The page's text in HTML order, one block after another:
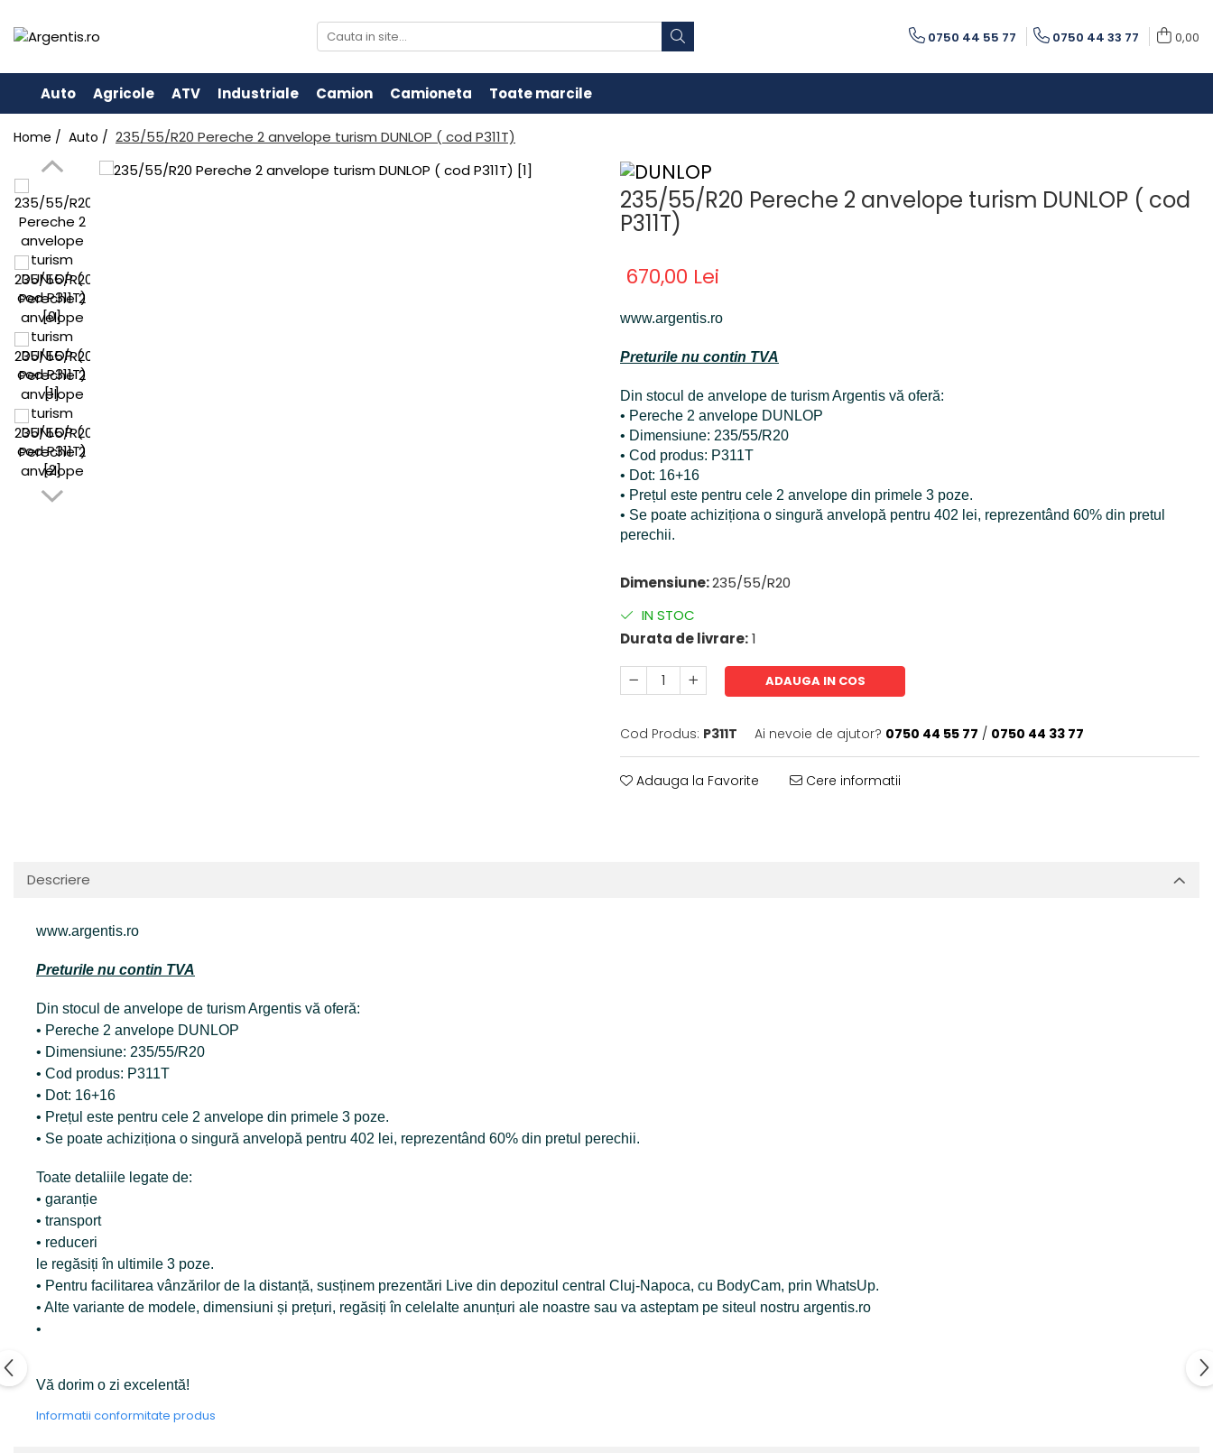
0750 44 55 77 0750 44 33 77 0,00
Auto Agricole ATV Industriale Camion Camioneta Toate marcile
Home / Auto / 235/55/R20 Pereche 2 anvelope turism DUNLOP ( cod P311T)
235/55/R20 Pereche 2 anvelope turism DUNLOP ( cod
P311T)
670,00 Lei
www.argentis.ro
Preturile nu contin TVA
Din stocul de anvelope de turism Argentis vă oferă:
• Pereche 2 anvelope DUNLOP
• Dimensiune: 235/55/R20
• Cod produs: P311T
• Dot: 16+16
• Prețul este pentru cele 2 anvelope din primele 3 poze.
• Se poate achiziționa o singură anvelopă pentru 402 lei, reprezentând 60% din pretul
perechii.
Dimensiune:235/55/R20
IN STOC
Durata de livrare:1
ADAUGA IN COS
Cod Produs: P311T Ai nevoie de ajutor? 0750 44 55 77 / 0750 44 33 77
Adauga la Favorite Cere informatii
Descriere
www.argentis.ro
Preturile nu contin TVA
Din stocul de anvelope de turism Argentis vă oferă:
• Pereche 2 anvelope DUNLOP
• Dimensiune: 235/55/R20
• Cod produs: P311T
• Dot: 16+16
• Prețul este pentru cele 2 anvelope din primele 3 poze.
• Se poate achiziționa o singură anvelopă pentru 402 lei, reprezentând 60% din pretul perechii.
Toate detaliile legate de:
• garanție
• transport
• reduceri
le regăsiți în ultimile 3 poze.
• Pentru facilitarea vânzărilor de la distanță, susținem prezentări Live din depozitul central Cluj-Napoca, cu BodyCam, prin WhatsUp.
• Alte variante de modele, dimensiuni și prețuri, regăsiți în celelalte anunțuri ale noastre sau va asteptam pe siteul nostru argentis.ro
•
Vă dorim o zi excelentă!
Informatii conformitate produs